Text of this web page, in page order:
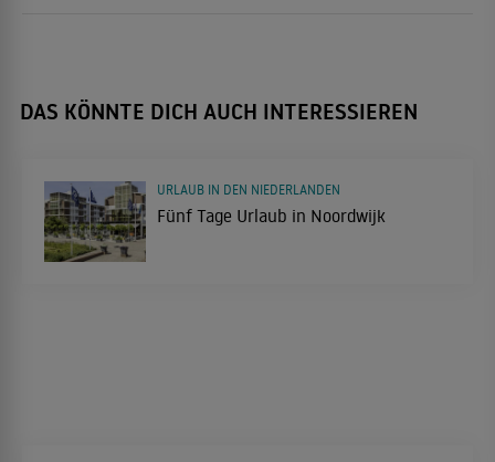
DAS KÖNNTE DICH AUCH INTERESSIEREN
Fünf Tage Urlaub in Noordwijk
URLAUB IN DEN NIEDERLANDEN